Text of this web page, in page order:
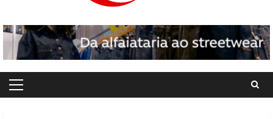
Primary